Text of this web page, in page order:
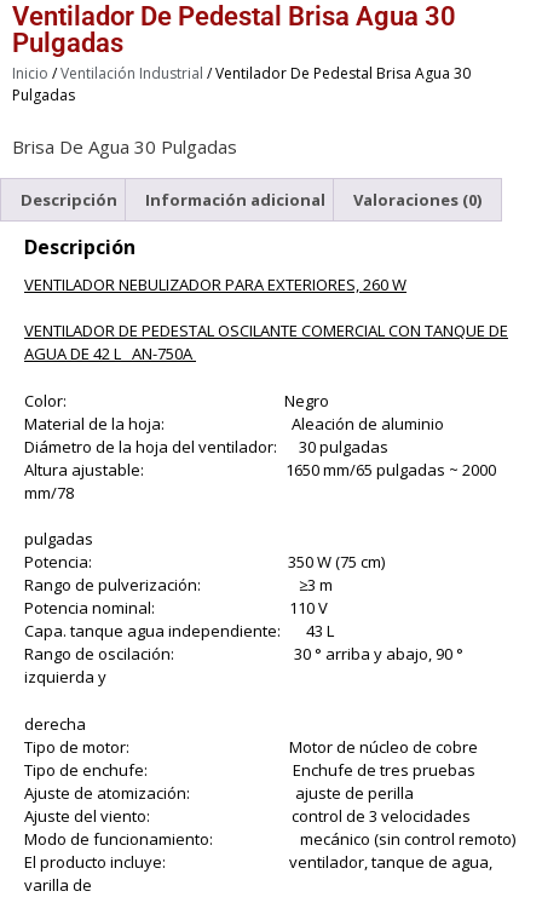
Ventilador De Pedestal Brisa Agua 30
Pulgadas
Inicio /Ventilación Industrial / Ventilador De Pedestal Brisa Agua 30
Pulgadas
Brisa De Agua 30 Pulgadas
Descripción Información adicional Valoraciones (0)
Descripción
VENTILADOR NEBULIZADOR PARA EXTERIORES, 260 W
VENTILADOR DE PEDESTAL OSCILANTE COMERCIAL CON TANQUE DE
AGUA DE 42 L AN-750A
Color: Negro
Material de la hoja: Aleación de aluminio
Diámetro de la hoja del ventilador: 30 pulgadas
Altura ajustable: 1650 mm/65 pulgadas ~ 2000
mm/78
pulgadas
Potencia: 350 W (75 cm)
Rango de pulverización: ≥3 m
Potencia nominal: 110 V
Capa. tanque agua independiente: 43 L
Rango de oscilación: 30 ° arriba y abajo, 90 °
izquierda y
derecha
Tipo de motor: Motor de núcleo de cobre
Tipo de enchufe: Enchufe de tres pruebas
Ajuste de atomización: ajuste de perilla
Ajuste del viento: control de 3 velocidades
Modo de funcionamiento: mecánico (sin control remoto)
El producto incluye: ventilador, tanque de agua,
varilla de